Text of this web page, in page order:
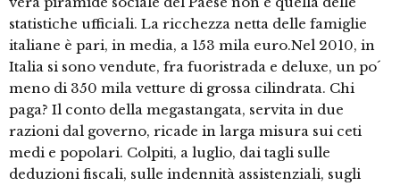
statistiche ufficiali. La ricchezza netta delle famiglie
italiane è pari, in media, a 153 mila euro.Nel 2010, in
Italia si sono vendute, fra fuoristrada e deluxe, un po´
meno di 350 mila vetture di grossa cilindrata. Chi
paga? Il conto della megastangata, servita in due
razioni dal governo, ricade in larga misura sui ceti
medi e popolari. Colpiti, a luglio, dai tagli sulle
deduzioni fiscali, sulle indennità assistenziali, sugli